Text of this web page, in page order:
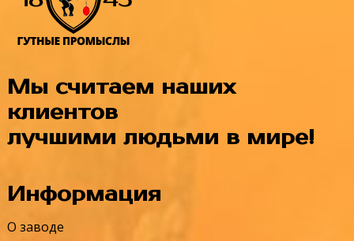
Мы считаем наших
клиентов
лучшими людьми в мире!
Информация
О заводе